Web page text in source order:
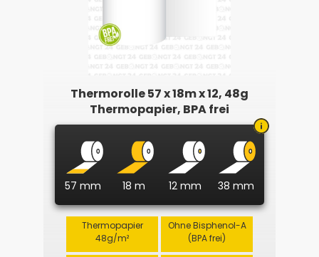
Thermorolle 57 x 18m x 12, 48g
Thermopapier, BPA frei
57 mm 18 m 12 mm 38 mm
Thermopapier
48g/m²
Ohne Bisphenol-A
(BPA frei)